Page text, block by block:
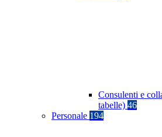
Consulenti e
tabelle) 46
Personale 194